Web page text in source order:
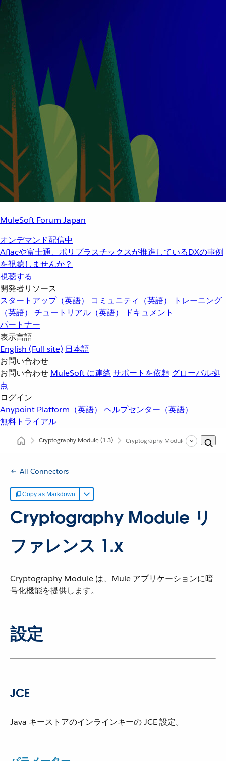
MuleSoft Forum Japan
オンデマンド配信中
Aflacや富士通、ポリプラスチックスが推進しているDXの事例
を視聴しませんか？
視聴する
開発者リソース
スタートアップ（英語）
コミュニティ（英語）
トレーニング
（英語）
チュートリアル（英語）
ドキュメント
パートナー
表示言語
English (Full site) 日本語
お問い合わせ
お問い合わせ MuleSoft に連絡サポートを依頼 グローバル拠
点
ログイン
Anypoint Platform（英語） ヘルプセンター（英語）
無料トライアル
Cryptography Module(1.3) Cryptography Module リファレンス
All Connectors
Copy as Markdown
Cryptography Module リ
ファレンス 1.x
Cryptography Module は、Mule アプリケーションに暗
号化機能を提供します。
設定
JCE
Java キーストアのインラインキーの JCE 設定。